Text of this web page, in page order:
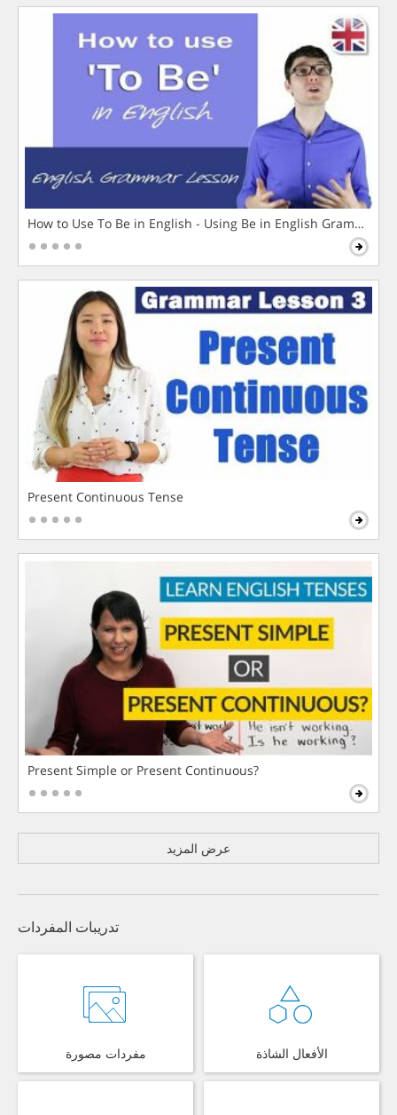
How to Use To Be in English - Using Be in English Grammar
Present Continuous Tense
Present Simple or Present Continuous?
عرض المزيد
تدريبات المفردات
مفردات مصورة الأفعال الشاذة